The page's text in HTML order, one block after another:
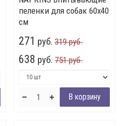
пеленки для собак 60х40
см
271 руб. 319 руб.
638 руб. 751 руб.